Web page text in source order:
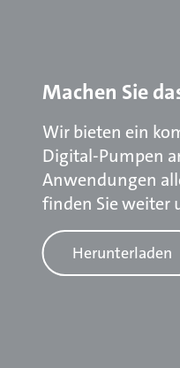
Machen Sie
Wir bieten ein
Digital-Pumpen
Anwendungen
finden Sie weiter
Herunterladen